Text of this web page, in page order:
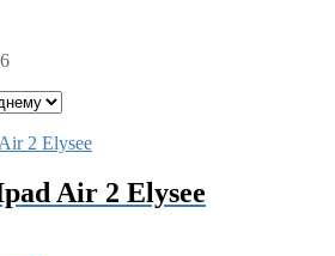
Air 2 Elysee